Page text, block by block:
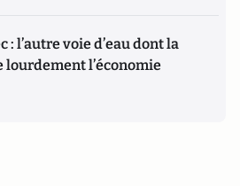
: l’autre voie d’eau dont la
l’économie